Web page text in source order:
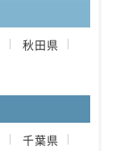
秋田県
千葉県